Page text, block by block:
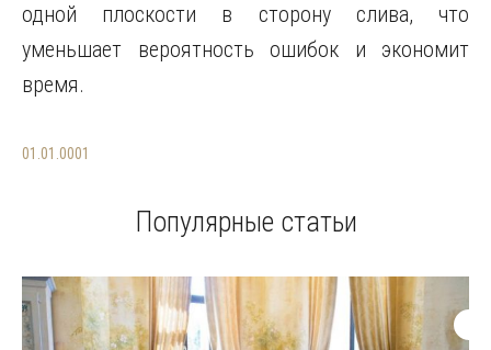
одной плоскости в сторону слива, что
уменьшает вероятность ошибок и экономит
время.
01.01.0001
Популярные статьи